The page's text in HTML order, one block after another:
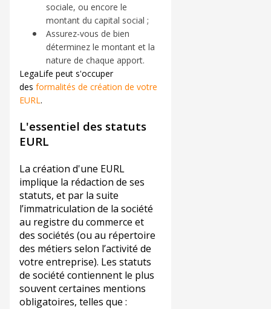
sociale, ou encore le
montant du capital social ;
Assurez-vous de bien
déterminez le montant et la
nature de chaque apport.
LegaLife peut s'occuper
des formalités de création de votre
EURL.
L'essentiel des statuts
EURL
La création d'une EURL
implique la rédaction de ses
statuts, et par la suite
l’immatriculation de la société
au registre du commerce et
des sociétés (ou au répertoire
des métiers selon l’activité de
votre entreprise). Les statuts
de société contiennent le plus
souvent certaines mentions
obligatoires, telles que :